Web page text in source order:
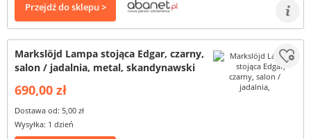
Przejdź do sklepu >
Markslöjd Lampa stojąca Edgar, czarny,
salon / jadalnia, metal, skandynawski
690,00 zł
Dostawa od: 5,00 zł
Wysyłka: 1 dzień